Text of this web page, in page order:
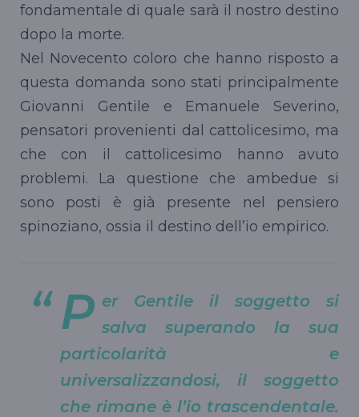
fondamentale di quale sarà il nostro destino
dopo la morte.
Nel Novecento coloro che hanno risposto a
questa domanda sono stati principalmente
Giovanni Gentile e Emanuele Severino,
pensatori provenienti dal cattolicesimo, ma
che con il cattolicesimo hanno avuto
problemi. La questione che ambedue si
sono posti è già presente nel pensiero
spinoziano, ossia il destino dell’io empirico.
P er Gentile il soggetto si
salva superando la sua
particolarità e
universalizzandosi, il soggetto
che rimane è l’io trascendentale.